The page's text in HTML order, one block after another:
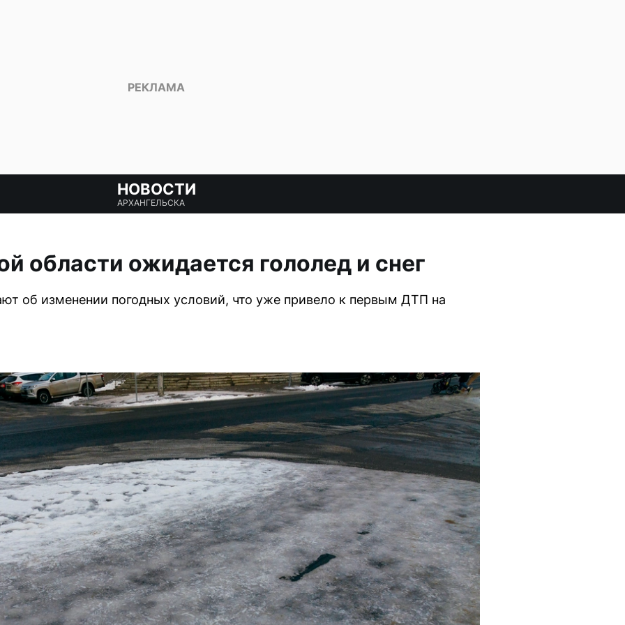
НОВОСТИ
АРХАНГЕЛЬСКА
области ожидается гололед и снег
об изменении погодных условий, что уже привело к первым ДТП на